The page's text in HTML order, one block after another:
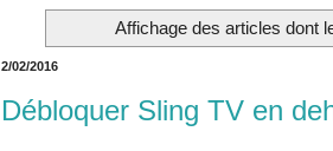
Affichage des articles dont
2/02/2016
Débloquer Sling TV en